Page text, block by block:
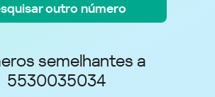
outro número
semelhantes a
5530035034